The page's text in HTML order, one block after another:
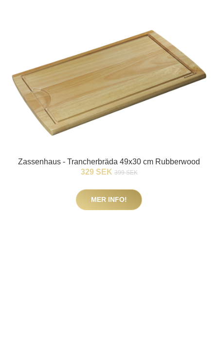
Zassenhaus - Trancherbräda 49x30 cm Rubberwood
329 SEK 399 SEK
MER INFO!